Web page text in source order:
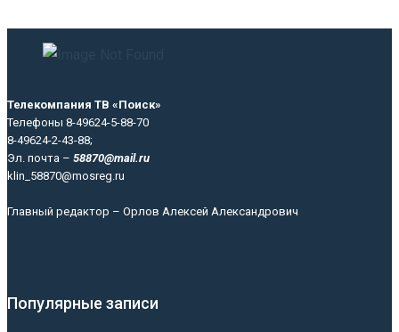
Телекомпания ТВ «Поиск»
Телефоны 8-49624-5-88-70
8-49624-2-43-88;
Эл. почта – 58870@mail.ru
klin_58870@mosreg.ru
Главный редактор – Орлов Алексей Александрович
Популярные записи